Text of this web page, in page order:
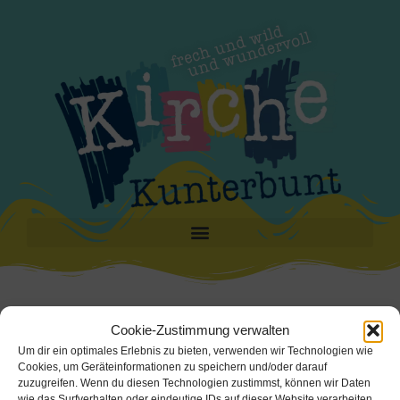
Cookie-Zustimmung verwalten
Um dir ein optimales Erlebnis zu bieten, verwenden wir Technologien wie
Cookies, um Geräteinformationen zu speichern und/oder darauf
zuzugreifen. Wenn du diesen Technologien zustimmst, können wir Daten
starten
Sie möchten mit einem Team Kirche Kunterbunt
starten und wissen noch nicht genau wie? Sie